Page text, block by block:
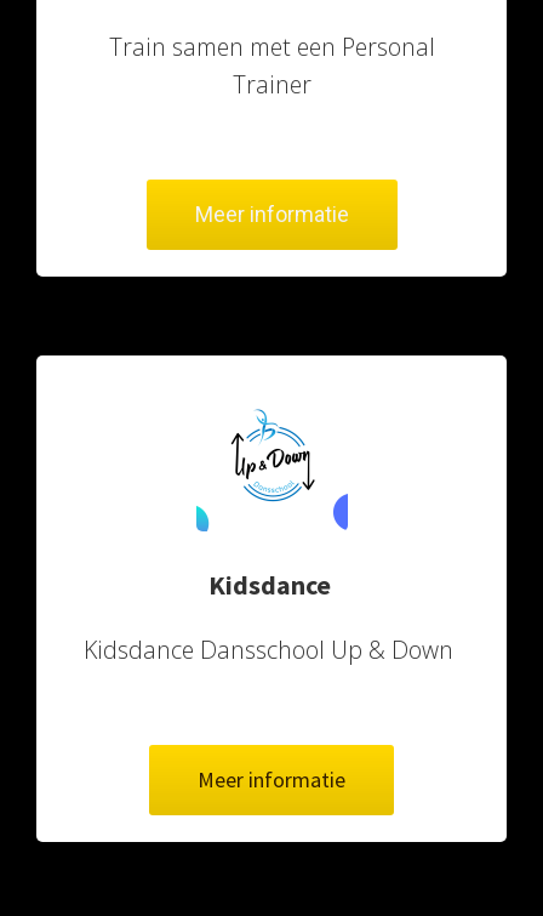
Train samen met een Personal
Trainer
Meer informatie
Kidsdance
Kidsdance Dansschool Up & Down
Meer informatie